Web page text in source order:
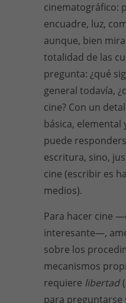
cinematográfico:
encuadre, luz,
aunque, bien
totalidad de las
pregunta: ¿qué
general todavía,
cine? Con un
básica, elemental
puede
escritura, sino,
cine (escribir es
medios).
Para hacer cine
interesante—,
sobre los
mecanismos
requiere libertad
para preguntarse